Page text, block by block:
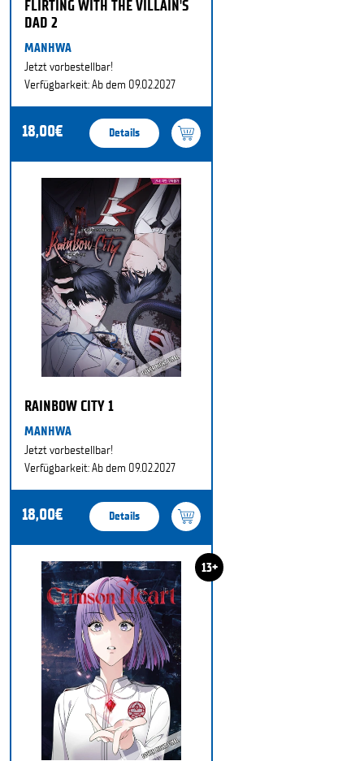
FLIRTING WITH THE VILLAIN'S
DAD 2
MANHWA
Jetzt vorbestellbar!
Verfügbarkeit: Ab dem 09.02.2027
18,00€ Details
RAINBOW CITY 1
MANHWA
Jetzt vorbestellbar!
Verfügbarkeit: Ab dem 09.02.2027
18,00€ Details
13+